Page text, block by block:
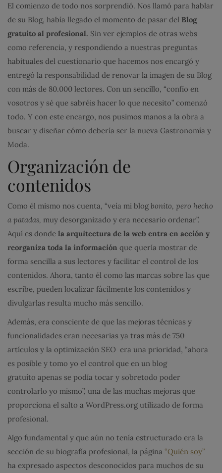
El comienzo de todo nos sorprendió. Nos llamó para hablar
de su Blog, había llegado el momento de pasar del Blog
gratuito al profesional. Sin ver ejemplos de otras webs
como referencia, y respondiendo a nuestras preguntas
habituales del cuestionario que hacemos nos encargó y
entregó la responsabilidad de renovar la imagen de su Blog
con más de 80.000 lectores. Con un sencillo, “confío en
vosotros y sé que sabréis hacer lo que necesito” comenzó
todo. Y con este encargo, nos pusimos manos a la obra a
buscar y diseñar cómo debería ser la nueva Gastronomía y
Moda.
Organización de
contenidos
Como él mismo nos cuenta, “veía mi blog bonito, pero hecho
a patadas, muy desorganizado y era necesario ordenar”.
Aquí es donde la arquitectura de la web entra en acción y
reorganiza toda la información que quería mostrar de
forma sencilla a sus lectores y facilitar el control de los
contenidos. Ahora, tanto él como las marcas sobre las que
escribe, pueden localizar fácilmente los contenidos y
divulgarlas resulta mucho más sencillo.
Además, era consciente de que las mejoras técnicas y
funcionalidades eran necesarias ya tras más de 750
artículos y la optimización SEO era una prioridad, “ahora
es posible y tomo yo el control que en un blog
gratuíto apenas se podía tocar y sobretodo poder
controlarlo yo mismo”, una de las muchas mejoras que
proporciona el salto a WordPress.org utilizado de forma
profesional.
Algo fundamental y que aún no tenía estructurado era la
sección de su biografía profesional, la página “Quién soy”
ha expresado aspectos desconocidos para muchos de su